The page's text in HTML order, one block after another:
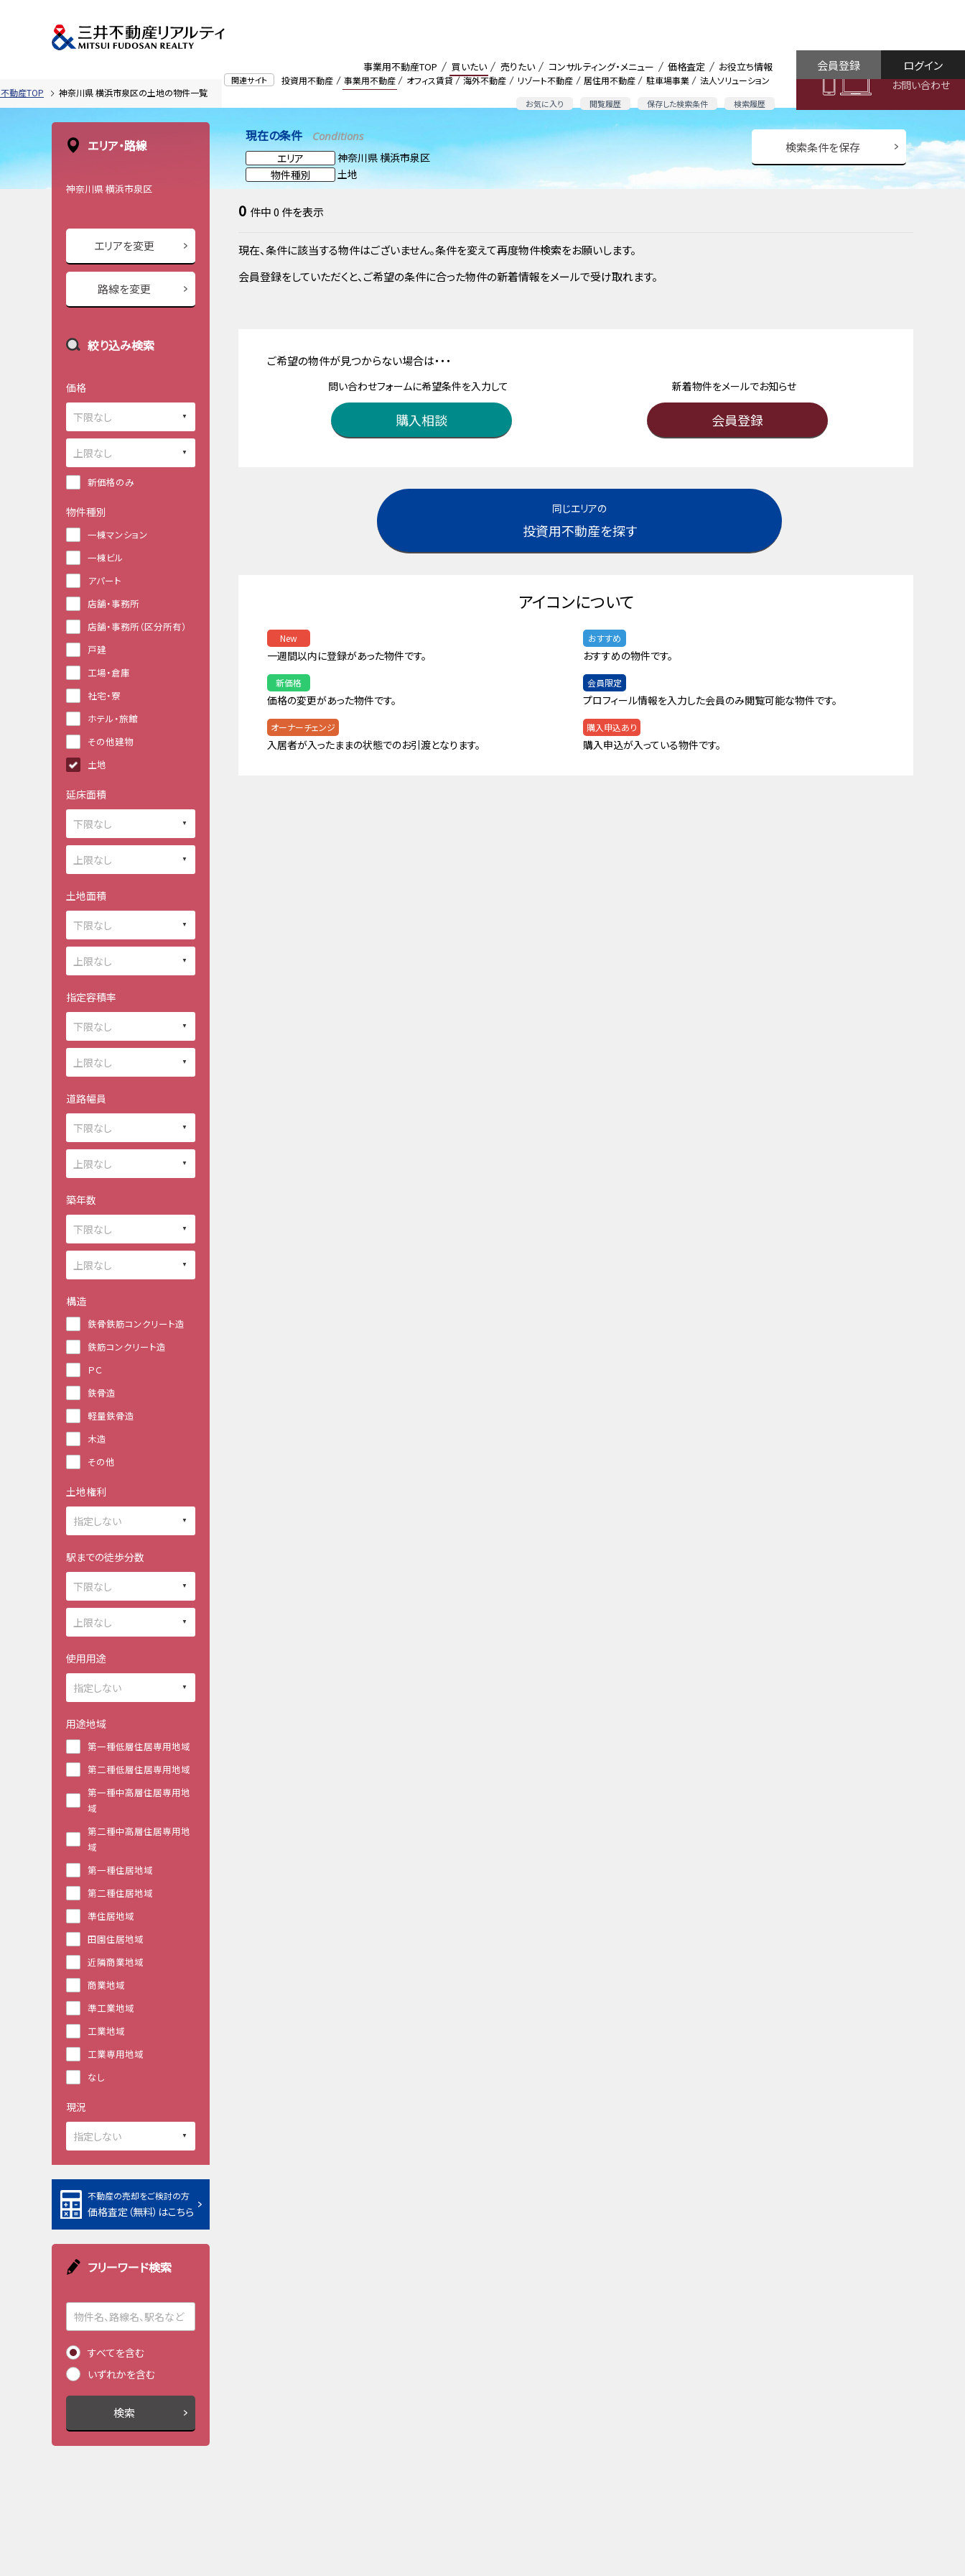
関連サイト 投資用不動産 事業用不動産 オフィス賃貸 海外不動産 リゾート不動産 居住用不動産 駐車場事業 法人ソリューション
お気に入り 閲覧履歴 保存した検索条件 検索履歴
事業用不動産TOP 買いたい 売りたい コンサルティング・メニュー 価格査定 お役立ち情報
お問い合わせ
ログイン
会員登録
動産TOP 神奈川県 横浜市泉区の土地の物件一覧
現在の条件 Conditions
エリア
神奈川県 横浜市泉区
物件種別
土地
検索条件を保存
0 件中0 件を表示
現在、条件に該当する物件はございません。条件を変えて再度物件検索をお願いします。
会員登録をしていただくと、ご希望の条件に合った物件の新着情報をメールで受け取れます。
ご希望の物件が見つからない場合は・・・
問い合わせフォームに希望条件を入力して
購入相談
新着物件をメールでお知らせ
会員登録
同じエリアの
投資用不動産を探す
アイコンについて
New
一週間以内に登録があった物件です。
おすすめ
おすすめの物件です。
新価格
価格の変更があった物件です。
会員限定
プロフィール情報を入力した会員のみ閲覧可能な物件です。
オーナーチェンジ
入居者が入ったままの状態でのお引渡となります。
購入申込あり
購入申込が入っている物件です。
エリア・路線
神奈川県 横浜市泉区
エリアを変更
路線を変更
絞り込み検索
価格
新価格のみ
物件種別
一棟マンション
一棟ビル
アパート
店舗・事務所
店舗・事務所（区分所有）
戸建
工場・倉庫
社宅・寮
ホテル・旅館
その他建物
土地
延床面積
土地面積
指定容積率
道路幅員
築年数
構造
鉄骨鉄筋コンクリート造
鉄筋コンクリート造
ＰＣ
鉄骨造
軽量鉄骨造
木造
その他
土地権利
駅までの徒歩分数
使用用途
用途地域
第一種低層住居専用地域
第二種低層住居専用地域
第一種中高層住居専用地
域
第二種中高層住居専用地
域
第一種住居地域
第二種住居地域
準住居地域
田園住居地域
近隣商業地域
商業地域
準工業地域
工業地域
工業専用地域
なし
現況
不動産の売却をご検討の方
価格査定（無料）はこちら
フリーワード検索
すべてを含む
いずれかを含む
検索